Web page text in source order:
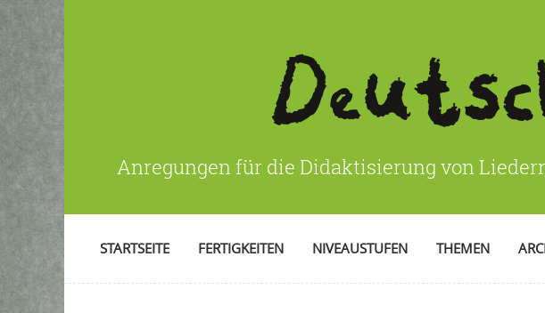
Anregungen für die Didaktisierung von
STARTSEITE FERTIGKEITEN NIVEAUSTUFEN THEMEN